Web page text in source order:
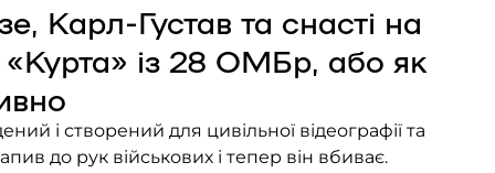
Карл-Густав та снасті на
із 28 ОМБр, або як
і створений для цивільної відеографії та
до рук військових і тепер він вбиває.